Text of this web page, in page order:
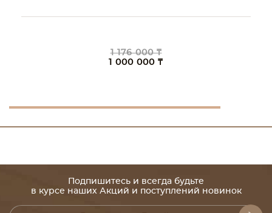
1 176 000 ₸
1 000 000 ₸
Подпишитесь и всегда будьте
в курсе наших Акций и поступлений новинок